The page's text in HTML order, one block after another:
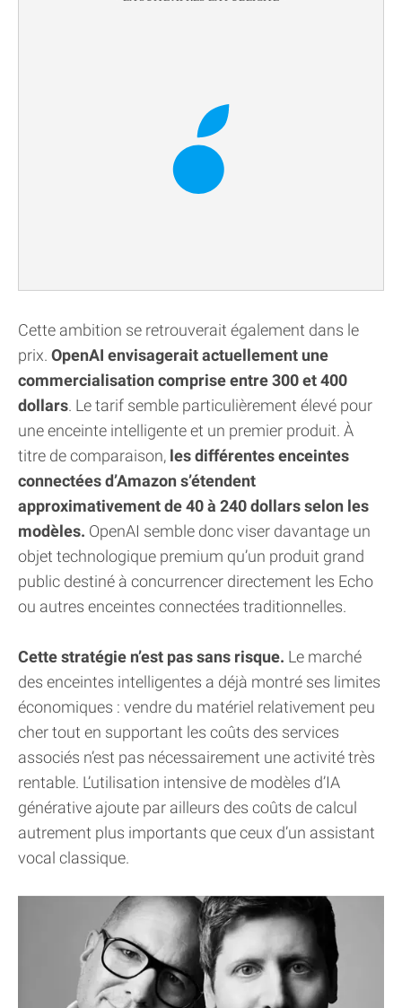
Cette ambition se retrouverait également dans le
prix. OpenAI envisagerait actuellement une
commercialisation comprise entre 300 et 400
dollars. Le tarif semble particulièrement élevé pour
une enceinte intelligente et un premier produit. À
titre de comparaison, les différentes enceintes
connectées d’Amazon s’étendent
approximativement de 40 à 240 dollars selon les
modèles. OpenAI semble donc viser davantage un
objet technologique premium qu’un produit grand
public destiné à concurrencer directement les Echo
ou autres enceintes connectées traditionnelles.
Cette stratégie n’est pas sans risque. Le marché
des enceintes intelligentes a déjà montré ses limites
économiques : vendre du matériel relativement peu
cher tout en supportant les coûts des services
associés n’est pas nécessairement une activité très
rentable. L’utilisation intensive de modèles d’IA
générative ajoute par ailleurs des coûts de calcul
autrement plus importants que ceux d’un assistant
vocal classique.